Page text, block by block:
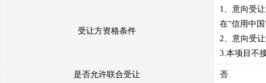
受让方资格条件
1、意向受
在“信用中
2、意向受
3.本项目不
是否允许联合受让 否